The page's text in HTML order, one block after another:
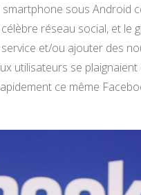
sous Android
réseau social, et le
et/ou ajouter des
utilisateurs se
ce même